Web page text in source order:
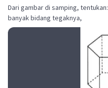
Dari gambar di samping, tentukan:
banyak bidang tegaknya,